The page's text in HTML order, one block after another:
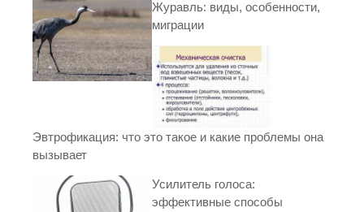
Журавль: виды, особенности,
миграции
Эвтрофикация: что это такое и какие проблемы она
вызывает
Усилитель голоса:
эффективные способы